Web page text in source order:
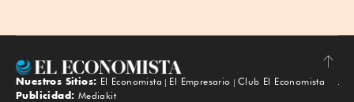
Subir
Nuestros Sitios: El Economista El Empresario
Club El Economista
Publicidad: Mediakit